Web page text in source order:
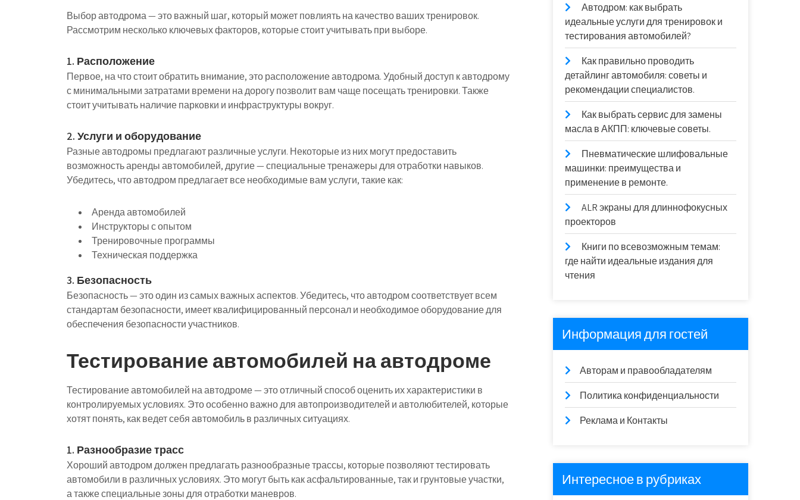
Выбор автодрома — это важный шаг, который может повлиять на качество ваших тренировок.
Рассмотрим несколько ключевых факторов, которые стоит учитывать при выборе.
1. Расположение
Первое, на что стоит обратить внимание, это расположение автодрома. Удобный доступ к автодрому
с минимальными затратами времени на дорогу позволит вам чаще посещать тренировки. Также
стоит учитывать наличие парковки и инфраструктуры вокруг.
2. Услуги и оборудование
Разные автодромы предлагают различные услуги. Некоторые из них могут предоставить
возможность аренды автомобилей, другие — специальные тренажеры для отработки навыков.
Убедитесь, что автодром предлагает все необходимые вам услуги, такие как:
Аренда автомобилей
Инструкторы с опытом
Тренировочные программы
Техническая поддержка
3. Безопасность
Безопасность — это один из самых важных аспектов. Убедитесь, что автодром соответствует всем
стандартам безопасности, имеет квалифицированный персонал и необходимое оборудование для
обеспечения безопасности участников.
Тестирование автомобилей на автодроме
Тестирование автомобилей на автодроме — это отличный способ оценить их характеристики в
контролируемых условиях. Это особенно важно для автопроизводителей и автолюбителей, которые
хотят понять, как ведет себя автомобиль в различных ситуациях.
1. Разнообразие трасс
Хороший автодром должен предлагать разнообразные трассы, которые позволяют тестировать
автомобили в различных условиях. Это могут быть как асфальтированные, так и грунтовые участки,
а также специальные зоны для отработки маневров.
Автодром: как выбрать
идеальные услуги для тренировок и
тестирования автомобилей?
Как правильно проводить
детайлинг автомобиля: советы и
рекомендации специалистов.
Как выбрать сервис для замены
масла в АКПП: ключевые советы.
Пневматические шлифовальные
машинки: преимущества и
применение в ремонте.
ALR экраны для длиннофокусных
проекторов
Книги по всевозможным темам:
где найти идеальные издания для
чтения
Информация для гостей
Авторам и правообладателям
Политика конфиденциальности
Реклама и Контакты
Интересное в рубриках